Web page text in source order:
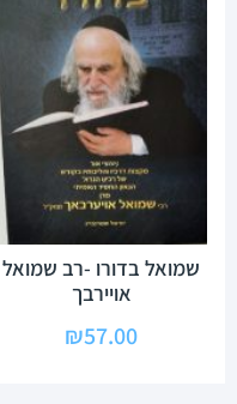
שמואל בדורו -רב שמואל
אויירבך
₪57.00